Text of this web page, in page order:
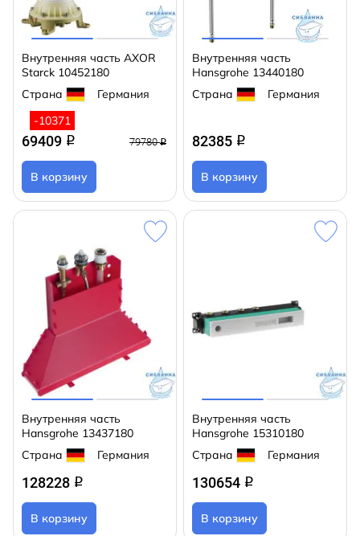
Внутренняя часть AXOR
Starck 10452180
Страна
Германия
-10371
69409 q 79780q
В корзину
Внутренняя часть
Hansgrohe 13440180
Страна
Германия
82385 q
В корзину
Внутренняя часть
Hansgrohe 13437180
Страна
Германия
128228 q
В корзину
Внутренняя часть
Hansgrohe 15310180
Страна
Германия
130654 q
В корзину